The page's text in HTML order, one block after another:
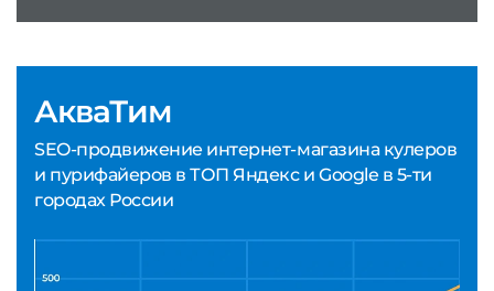
АкваТим
SEO-продвижение интернет-магазина кулеров
и пурифайеров в ТОП Яндекс и Google в 5-ти
городах России